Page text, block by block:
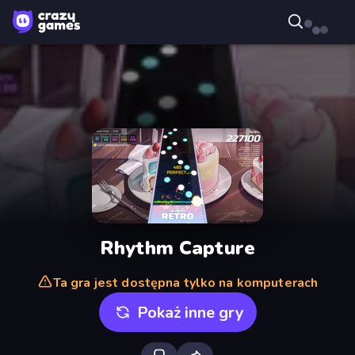
Rhythm Capture
Ta gra jest dostępna tylko na komputerach
Pokaż inne gry